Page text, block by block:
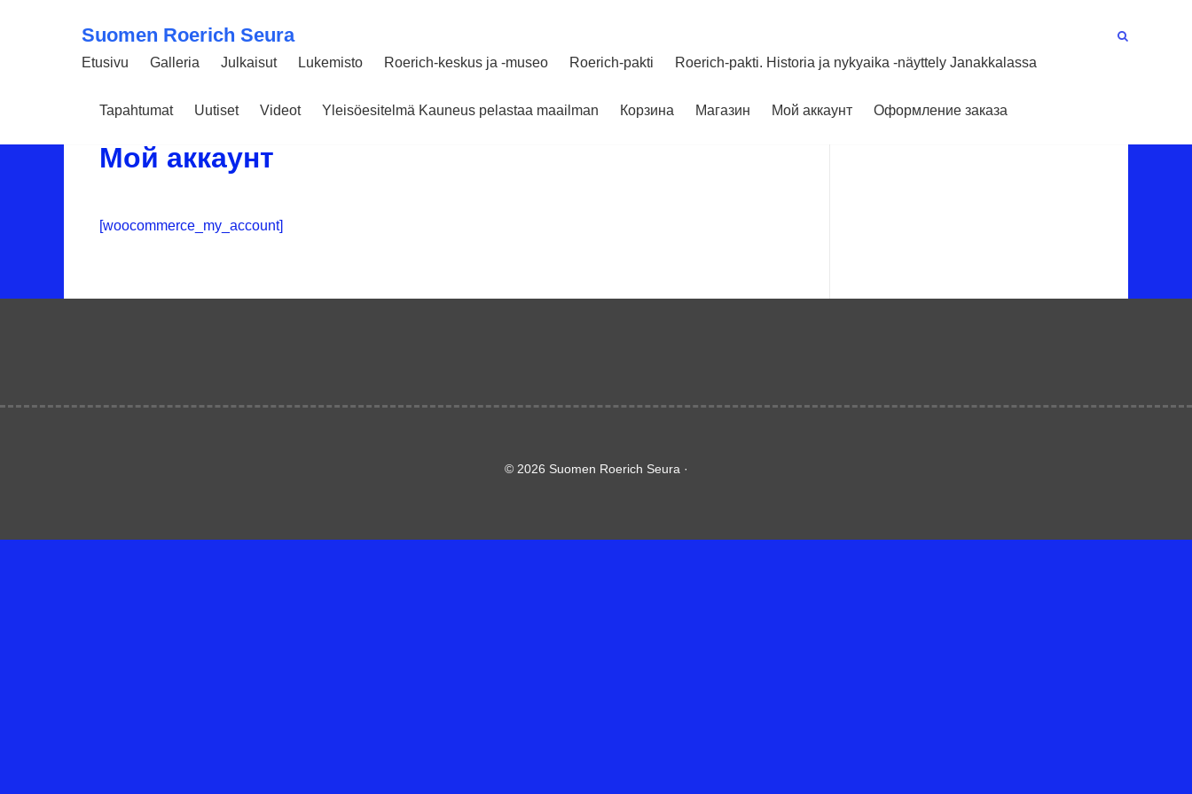
Suomen Roerich Seura
Etusivu Galleria Julkaisut Lukemisto Roerich-keskus ja -museo Roerich-pakti Roerich-pakti. Historia ja nykyaika -näyttely Janakkalassa
Tapahtumat Uutiset Videot Yleisöesitelmä Kauneus pelastaa maailman Корзина Магазин Мой аккаунт Оформление заказа
11 KESÄKUUN 2026
Мой аккаунт
[woocommerce_my_account]
© 2026 Suomen Roerich Seura ·